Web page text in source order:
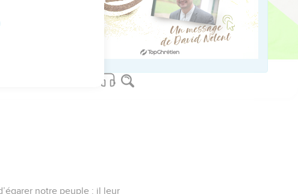
vous sur www.editionsbiblio.fr
notre peuple : il leur